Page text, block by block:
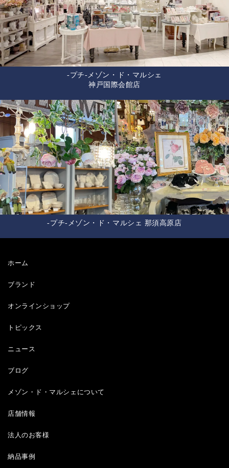
-プチ-メゾン・ド・マルシェ
神戸国際会館店
-プチ-メゾン・ド・マルシェ 那須高原店
ホーム
ブランド
オンラインショップ
トピックス
ニュース
ブログ
メゾン・ド・マルシェについて
店舗情報
法人のお客様
納品事例